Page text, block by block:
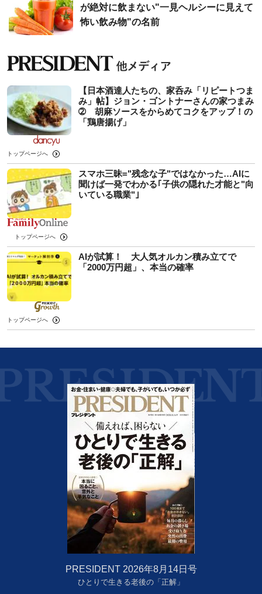
が絶対に飲まない"一見ヘルシーに見えて
怖い飲み物"の名前
【日本酒達人たちの、家呑み「リピートつま
み」帖】ジョン・ゴントナーさんの家つまみ
➁ 胡麻ソースをからめてコクをアップ！の
「鶏唐揚げ」
トップページへ
スマホ三昧="残念な子"ではなかった…AIに
聞けば一発でわかる｢子供の隠れた才能と"向
いている職業"｣
トップページへ
AIが試算！ 大人気オルカン積み立てで
「2000万円超」、本当の確率
トップページへ
PRESIDENT 2026年8月14日号
ひとりで生きる老後の「正解」